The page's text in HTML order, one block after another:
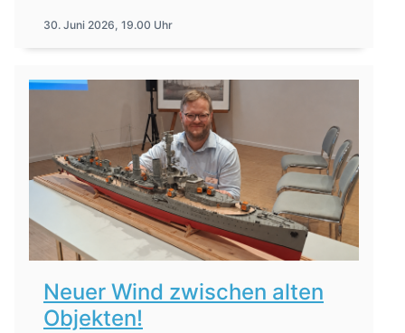
30. Juni 2026, 19.00 Uhr
Neuer Wind zwischen alten
Objekten!